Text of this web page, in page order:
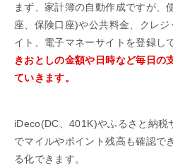
まず、家計簿の自動作成ですが、
座、保険口座)や公共料金、クレ
イト、電子マネーサイトを登録し
きおとしの金額や日時など毎日の
ていきます。
iDeco(DC、401K)やふるさと納税
でマイルやポイント残高も確認で
る化できます。